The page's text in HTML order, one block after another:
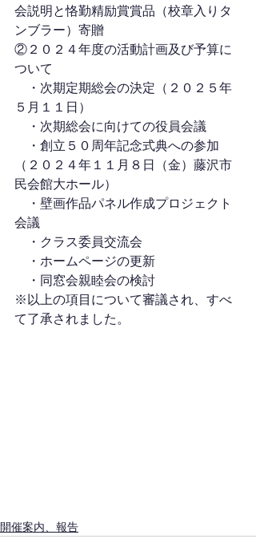
会説明と恪勤精励賞賞品（校章入りタ
ンブラー）寄贈
②２０２４年度の活動計画及び予算に
ついて
・次期定期総会の決定（２０２５年
５月１１日）
・次期総会に向けての役員会議
・創立５０周年記念式典への参加
（２０２４年１１月８日（金）藤沢市
民会館大ホール）
・壁画作品パネル作成プロジェクト
会議
・クラス委員交流会
・ホームページの更新
・同窓会親睦会の検討
※以上の項目について審議され、すべ
て了承されました。
開催案内、報告